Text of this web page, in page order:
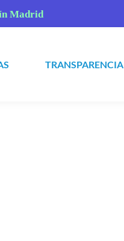
Madrid
TRANSPARENCIA